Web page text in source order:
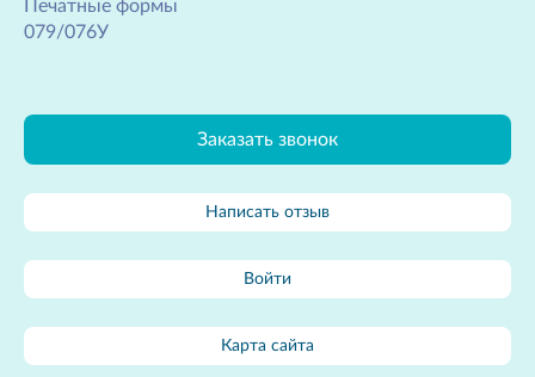
Печатные формы
079/076У
Заказать звонок
Написать отзыв
Войти
Карта сайта